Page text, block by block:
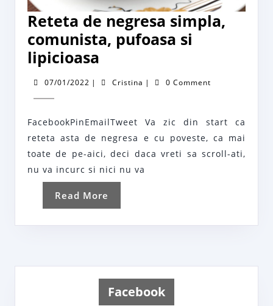
Reteta de negresa simpla,
comunista, pufoasa si
lipicioasa
de
negresa
comunista,
pufoasa
si
lipicioasa
07/01/2022 07/01/2022
| Cristina Cristina
| 0 Comment
FacebookPinEmailTweet Va zic din start ca
reteta asta de negresa e cu poveste, ca mai
toate de pe-aici, deci daca vreti sa scroll-ati,
nu va incurc si nici nu va
Read More
More
Facebook